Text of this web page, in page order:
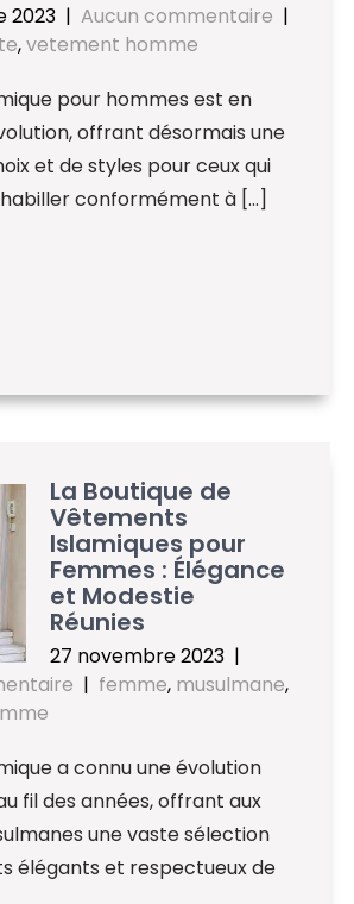
2023 | Aucun commentaire |
,vetement homme
pour hommes est en
offrant désormais une
et de styles pour ceux qui
conformément à […]
La Boutique de
Vêtements
Islamiques pour
Femmes : Élégance
et Modestie
Réunies
27 novembre 2023 |
| femme, musulmane,
a connu une évolution
fil des années, offrant aux
une vaste sélection
élégants et respectueux de